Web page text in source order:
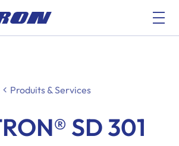
Produits & Services
SD 301